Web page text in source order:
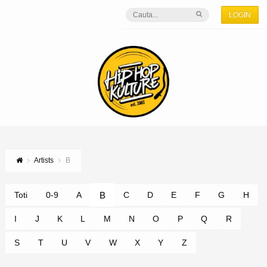
LOGIN
Artists B
Toti 0-9 A B C D E F G H
I J K L M N O P Q R
S T U V W X Y Z